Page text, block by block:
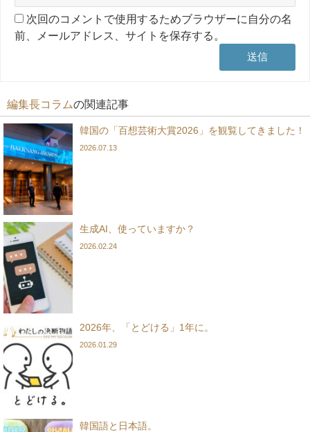
次回のコメントで使用するためブラウザーに自分の名
前、メールアドレス、サイトを保存する。
編集長コラムの関連記事
韓国の「百想芸術大賞2026」を観覧してきました！
2026.07.13
生成AI、使っていますか？
2026.02.24
2026年、「とどける」1年に。
2026.01.29
韓国語と日本語。